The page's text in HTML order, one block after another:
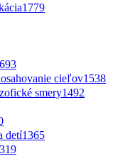
1779
cieľov1538
smery1492
detí1365